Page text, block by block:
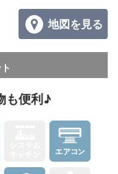
地図を見る
も便利♪